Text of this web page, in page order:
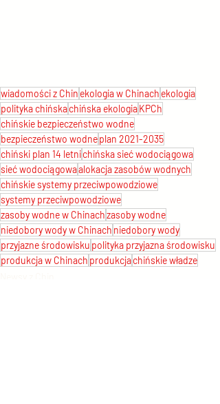
wiadomości z Chin ekologia w Chinach ekologia
polityka chińskachińska ekologiaKPCh
chińskie bezpieczeństwo wodne
bezpieczeństwo wodneplan 2021-2035
chiński plan 14 letnichińska sieć wodociągowa
sieć wodociągowaalokacja zasobów wodnych
chińskie systemy przeciwpowodziowe
systemy przeciwpowodziowe
zasoby wodne w Chinachzasoby wodne
niedobory wody w Chinach niedobory wody
przyjazne środowisku polityka przyjazna środowisku
produkcja w Chinach produkcjachińskie władze